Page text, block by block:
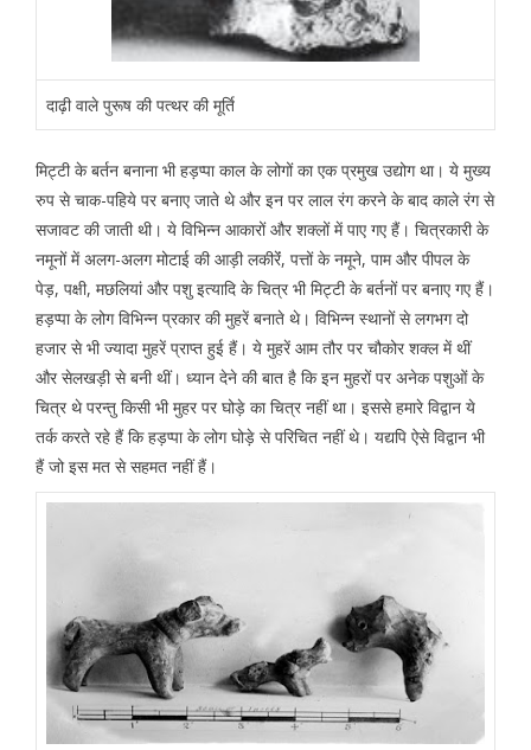
दाढ़ी वाले पुरूष की पत्थर की मूर्ति
मिट्टी के बर्तन बनाना भी हड़प्पा काल के लोगों का एक प्रमुख उद्योग था। ये मुख्य
रुप से चाक-पहिये पर बनाए जाते थे और इन पर लाल रंग करने के बाद काले रंग से
सजावट की जाती थी। ये विभिन्न आकारों और शक्लों में पाए गए हैं। चित्रकारी के
नमूनों में अलग-अलग मोटाई की आड़ी लकीरेंं, पत्तों के नमूने, पाम और पीपल के
पेड़, पक्षी, मछलियां और पशु इत्यादि के चित्र भी मिट्टी के बर्तनों पर बनाए गए हैं।
हड़प्पा के लोग विभिन्न प्रकार की मुहरें बनाते थे। विभिन्न स्थानों से लगभग दो
हजार से भी ज्यादा मुहरें प्राप्त हुई हैं। ये मुहरें आम तौर पर चौकोर शक्ल में थीं
और सेलखड़ी से बनी थीं। ध्यान देने की बात है कि इन मुहरों पर अनेक पशुओं के
चित्र थे परन्तु किसी भी मुहर पर घोड़े का चित्र नहीं था। इससे हमारे विद्वान ये
तर्क करते रहे हैं कि हड़प्पा के लोग घोड़े से परिचित नहीं थे। यद्यपि ऐसे विद्वान भी
हैं जो इस मत से सहमत नहीं हैं।